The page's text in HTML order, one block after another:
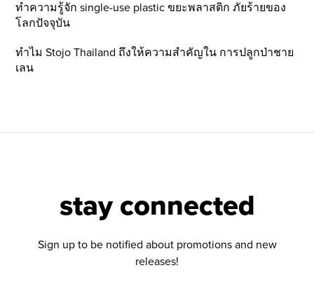
ทำความรู้จัก single-use plastic ขยะพลาสติก ภัยร้ายของ
โลกปัจจุบัน
ทำไม Stojo Thailand ถึงให้ความสำคัญใน การปลูกป่าชาย
เลน
stay connected
Sign up to be notified about promotions and new
releases!